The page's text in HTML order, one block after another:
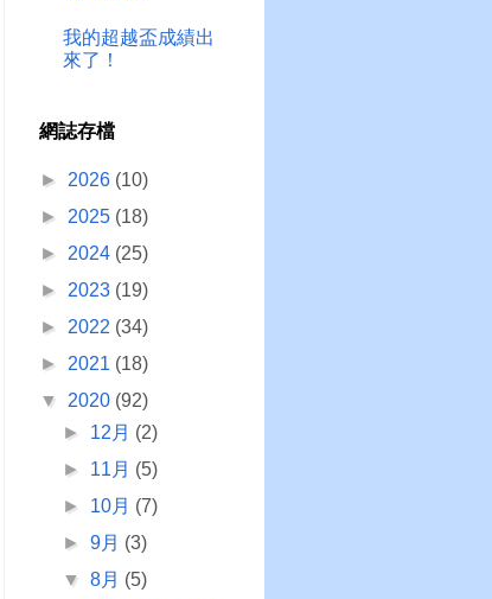
我的超越盃成績出
來了！
網誌存檔
► 2026 (10)
► 2025 (18)
► 2024 (25)
► 2023 (19)
► 2022 (34)
► 2021 (18)
▼ 2020 (92)
► 12月 (2)
► 11月 (5)
► 10月 (7)
►9月 (3)
▼8月 (5)